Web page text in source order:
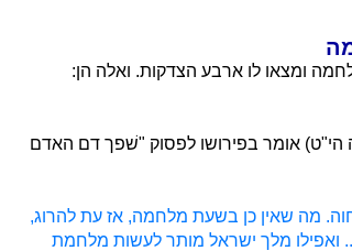
ומצאו לו ארבע הצדקות. ואלה הן:
הי"ט) אומר בפירושו לפסוק "שׁפך דם האדם
מה שאין כן בשעת מלחמה, אז עת להרוג,
ואפילו מלך ישראל מותר לעשות מלחמת